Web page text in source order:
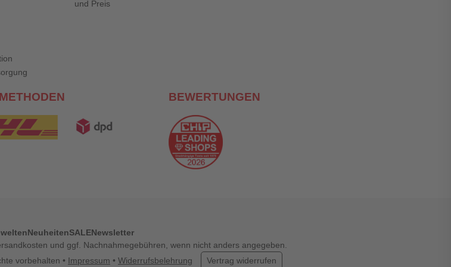
und Preis
BEWERTUNGEN
NeuheitenSALENewsletter
und ggf. Nachnahmegebühren, wenn nicht anders angegeben.
vorbehalten • Impressum • Widerrufsbelehrung Vertrag widerrufen